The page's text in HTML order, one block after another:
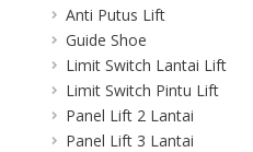
Anti Putus Lift
Guide Shoe
Limit Switch Lantai Lift
Limit Switch Pintu Lift
Panel Lift 2 Lantai
Panel Lift 3 Lantai